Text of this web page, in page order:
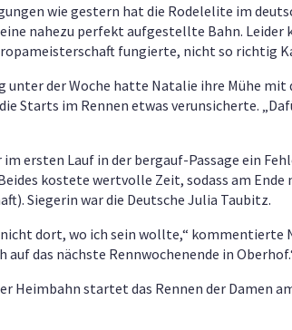
wie gestern hat die Rodelelite im
nahezu perfekt aufgestellte Bahn. Leider
fungierte, nicht so richtig
unter der Woche hatte Natalie ihre Mühe
Starts im Rennen etwas verunsicherte.
ersten Lauf in der bergauf-Passage ein
kostete wertvolle Zeit, sodass am Ende
Siegerin war die Deutsche Julia Taubitz.
nicht dort, wo ich sein wollte,“
das nächste Rennwochenende in
Heimbahn startet das Rennen der Damen